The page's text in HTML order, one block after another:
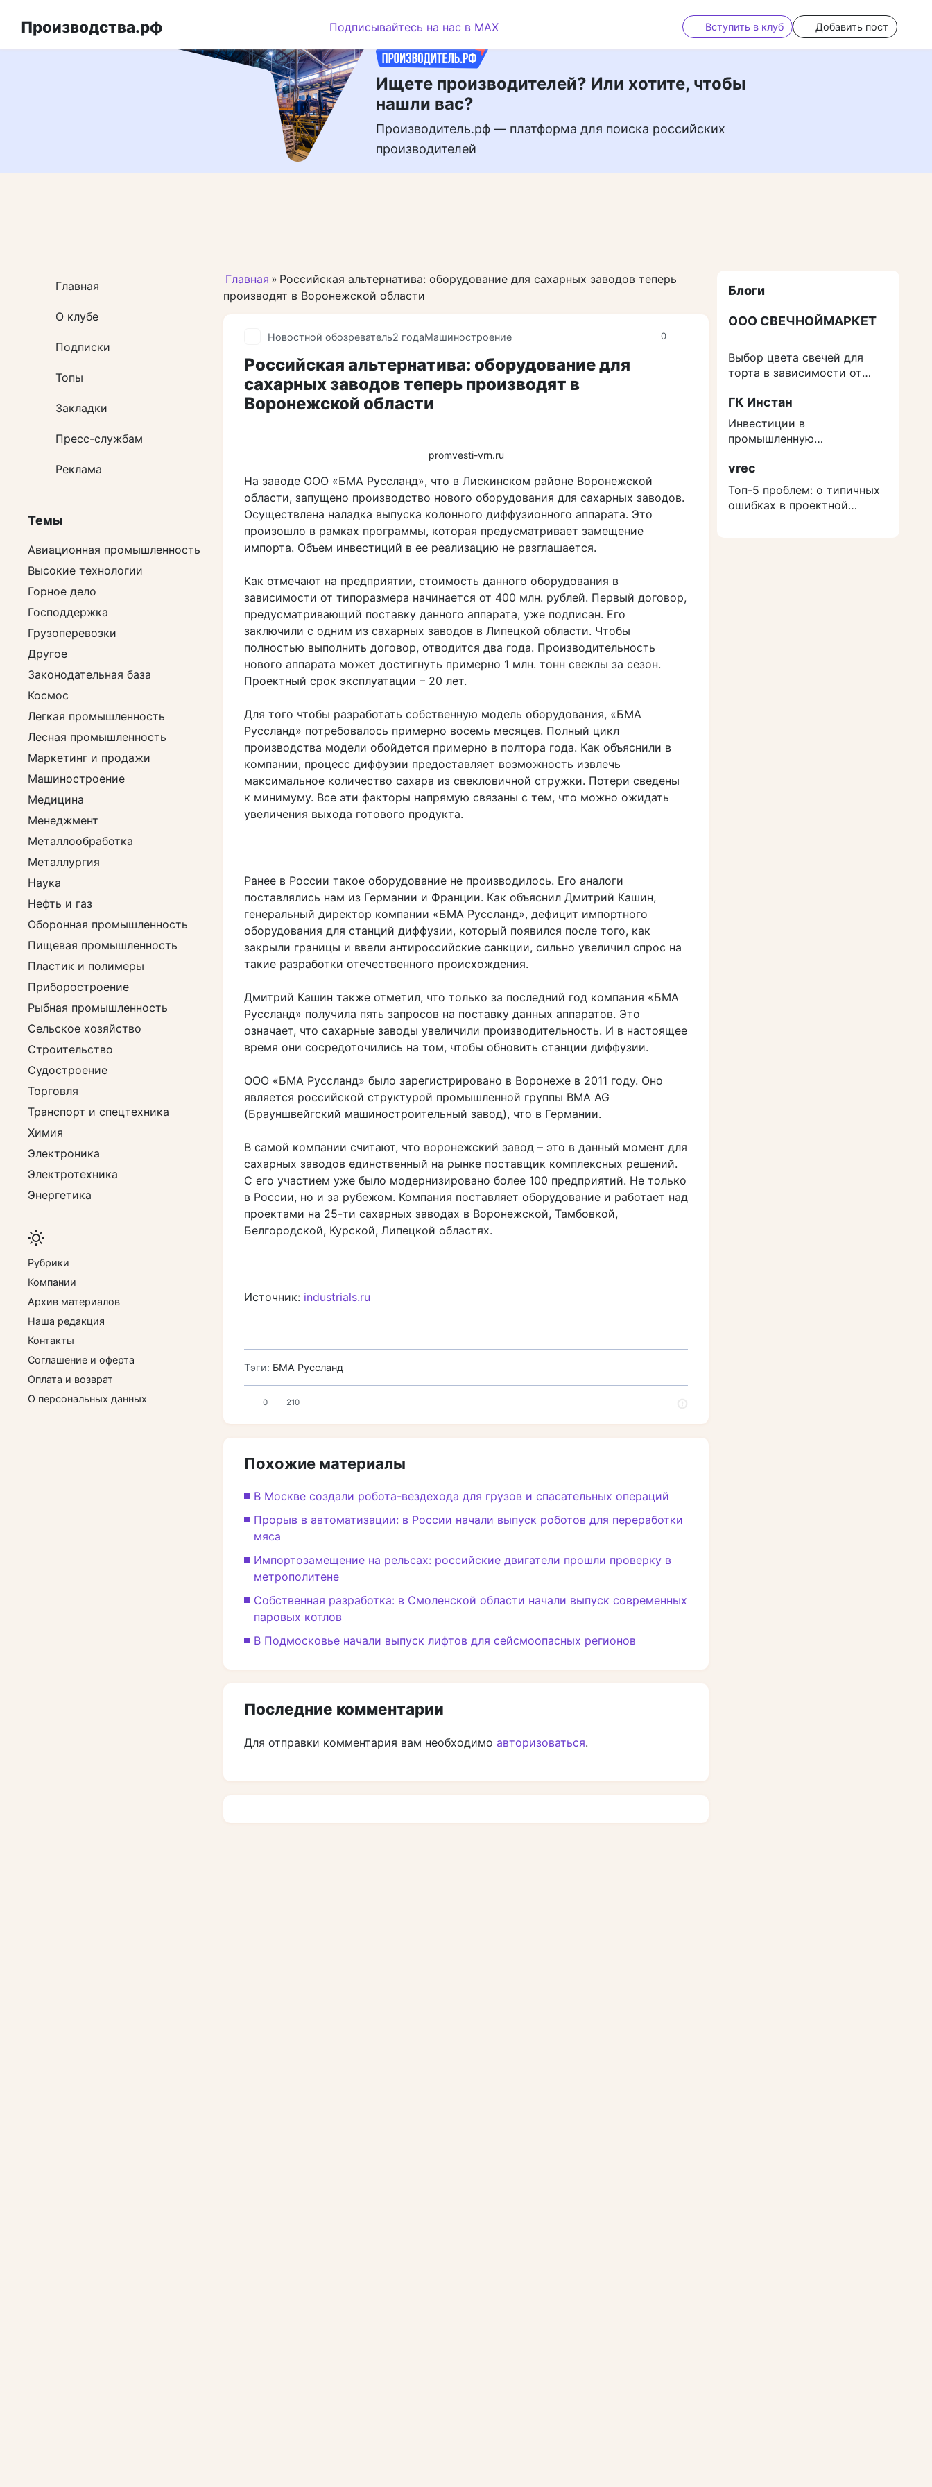
Ищете производителей? Или хотите, чтобы
нашли вас?
Производитель.рф — платформа для поиска российских
производителей
Производства.рф Подписывайтесь на нас в MAX Вступить в клуб Добавить пост
Главная » Российская альтернатива: оборудование для сахарных заводов теперь
производят в Воронежской области
0
Новостной обозреватель2 годаМашиностроение
Российская альтернатива: оборудование для
сахарных заводов теперь производят в
Воронежской области
promvesti-vrn.ru
На заводе ООО «БМА Руссланд», что в Лискинском районе Воронежской
области, запущено производство нового оборудования для сахарных заводов.
Осуществлена наладка выпуска колонного диффузионного аппарата. Это
произошло в рамках программы, которая предусматривает замещение
импорта. Объем инвестиций в ее реализацию не разглашается.
Как отмечают на предприятии, стоимость данного оборудования в
зависимости от типоразмера начинается от 400 млн. рублей. Первый договор,
предусматривающий поставку данного аппарата, уже подписан. Его
заключили с одним из сахарных заводов в Липецкой области. Чтобы
полностью выполнить договор, отводится два года. Производительность
нового аппарата может достигнуть примерно 1 млн. тонн свеклы за сезон.
Проектный срок эксплуатации – 20 лет.
Для того чтобы разработать собственную модель оборудования, «БМА
Руссланд» потребовалось примерно восемь месяцев. Полный цикл
производства модели обойдется примерно в полтора года. Как объяснили в
компании, процесс диффузии предоставляет возможность извлечь
максимальное количество сахара из свекловичной стружки. Потери сведены
к минимуму. Все эти факторы напрямую связаны с тем, что можно ожидать
увеличения выхода готового продукта.
Ранее в России такое оборудование не производилось. Его аналоги
поставлялись нам из Германии и Франции. Как объяснил Дмитрий Кашин,
генеральный директор компании «БМА Руссланд», дефицит импортного
оборудования для станций диффузии, который появился после того, как
закрыли границы и ввели антироссийские санкции, сильно увеличил спрос на
такие разработки отечественного происхождения.
Дмитрий Кашин также отметил, что только за последний год компания «БМА
Руссланд» получила пять запросов на поставку данных аппаратов. Это
означает, что сахарные заводы увеличили производительность. И в настоящее
время они сосредоточились на том, чтобы обновить станции диффузии.
ООО «БМА Руссланд» было зарегистрировано в Воронеже в 2011 году. Оно
является российской структурой промышленной группы BMA AG
(Брауншвейгский машиностроительный завод), что в Германии.
В самой компании считают, что воронежский завод – это в данный момент для
сахарных заводов единственный на рынке поставщик комплексных решений.
С его участием уже было модернизировано более 100 предприятий. Не только
в России, но и за рубежом. Компания поставляет оборудование и работает над
проектами на 25-ти сахарных заводах в Воронежской, Тамбовкой,
Белгородской, Курской, Липецкой областях.
Источник: industrials.ru
Тэги: БМА Руссланд
0 210
Похожие материалы
В Москве создали робота-вездехода для грузов и спасательных операций
Прорыв в автоматизации: в России начали выпуск роботов для переработки
мяса
Импортозамещение на рельсах: российские двигатели прошли проверку в
метрополитене
Собственная разработка: в Смоленской области начали выпуск современных
паровых котлов
В Подмосковье начали выпуск лифтов для сейсмоопасных регионов
Последние комментарии
Для отправки комментария вам необходимо авторизоваться.
Главная
О клубе
Подписки
Топы
Закладки
Пресс-службам
Реклама
Темы
Авиационная промышленность
Высокие технологии
Горное дело
Господдержка
Грузоперевозки
Другое
Законодательная база
Космос
Легкая промышленность
Лесная промышленность
Маркетинг и продажи
Машиностроение
Медицина
Менеджмент
Металлообработка
Металлургия
Наука
Нефть и газ
Оборонная промышленность
Пищевая промышленность
Пластик и полимеры
Приборостроение
Рыбная промышленность
Сельское хозяйство
Строительство
Судостроение
Торговля
Транспорт и спецтехника
Химия
Электроника
Электротехника
Энергетика
Рубрики
Компании
Архив материалов
Наша редакция
Контакты
Соглашение и оферта
Оплата и возврат
О персональных данных
Блоги
ООО СВЕЧНОЙМАРКЕТ
Выбор цвета свечей для
торта в зависимости от
ГК Инстан
Инвестиции в
промышленную
защититься от роста
расходов на строительство
vrec
Топ-5 проблем: о типичных
ошибках в проектной